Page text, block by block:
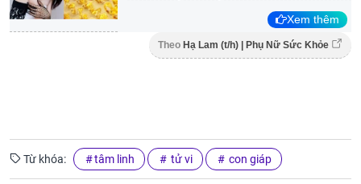
Xem thêm
Theo Hạ Lam (t/h) | Phụ Nữ Sức Khỏe
Từ khóa: tâm linh tử vi con giáp